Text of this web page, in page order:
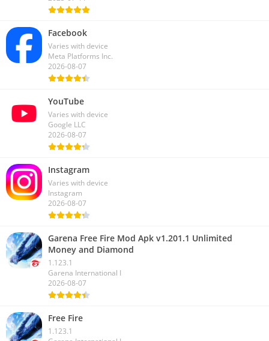
Facebook
Varies with device
Meta Platforms Inc.
2026-08-07
YouTube
Varies with device
Google LLC
2026-08-07
Instagram
Varies with device
Instagram
2026-08-07
Garena Free Fire Mod Apk v1.201.1 Unlimited
Money and Diamond
1.123.1
Garena International I
2026-08-07
Free Fire
1.123.1